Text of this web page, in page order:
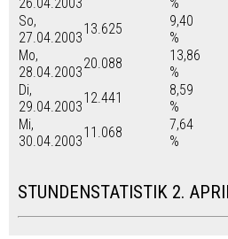
So,
27.04.2003
13.625
9,40
%
Mo,
28.04.2003
20.088
13,86
%
Di,
29.04.2003
12.441
8,59
%
Mi,
30.04.2003
11.068
7,64
%
STUNDENSTATISTIK 2.